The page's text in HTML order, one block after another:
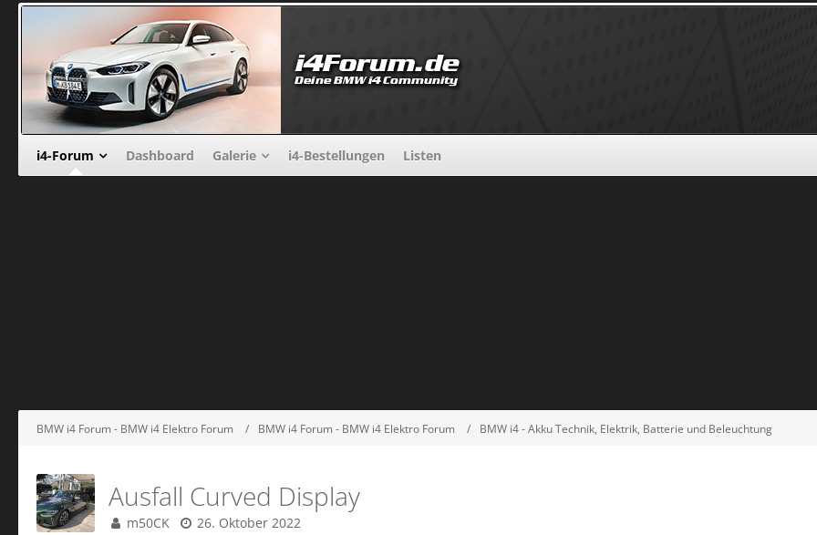
i4-Forum Dashboard Galerie i4-Bestellungen Listen
BMW i4 Forum - BMW i4 Elektro Forum BMW i4 Forum - BMW i4 Elektro Forum BMW i4 - Akku Technik, Elektrik, Batterie und Beleuchtung
Ausfall Curved Display
m50CK 26. Oktober 2022